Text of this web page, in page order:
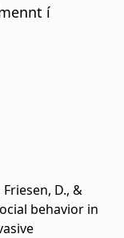
í
D., &
behavior in